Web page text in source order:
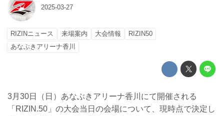
2025-03-27
RIZINニュース 来場案内 大会情報
RIZIN50
あなぶきアリーナ香川
3月30日（日）あなぶきアリーナ香川にて開催される
「RIZIN.50」の大会当日の会場について、現時点で決定し